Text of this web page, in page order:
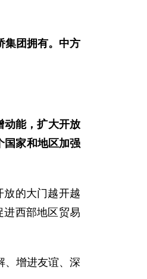
集团拥有。中方
动能，扩大开放
国家和地区加强
放的大门越开越
进西部地区贸易
、增进友谊、深